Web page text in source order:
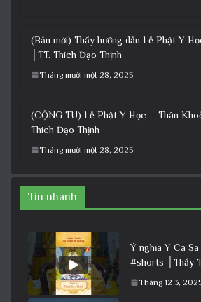
(Bản mới) Thầy hướng dẫn Lễ Phật Y
│TT. Thích Đạo Thịnh
Tháng mười một 28, 2025
(CỘNG TU) Lễ Phật Y Học – Thân
Thích Đạo Thịnh
Tháng mười một 28, 2025
Tin nhanh
Ý nghĩa Y Ca
#shorts │Thầy
Tháng 12 3,